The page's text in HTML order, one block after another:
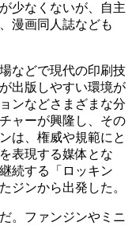
少なくないが、自主
漫画同人誌なども
などで現代の印刷技
出版しやすい環境が
ンなどさまざまな分
ャーが興隆し、その
は、権威や規範にと
表現する媒体とな
続する「ロッキン
ジンから出発した。
。ファンジンやミニ